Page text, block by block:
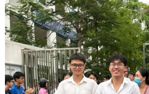
Cả nước có 26.032 ca mắc
số ca ở Nghệ An tăng vọt